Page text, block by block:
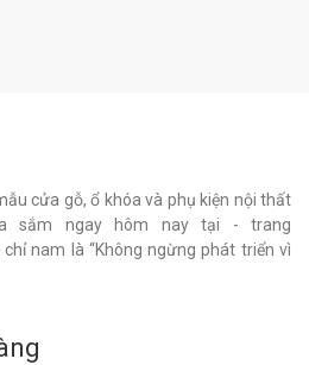
cửa gỗ, ổ khóa và phụ kiện nội thất
sắm ngay hôm nay tại - trang
nam là “Không ngừng phát triển vì